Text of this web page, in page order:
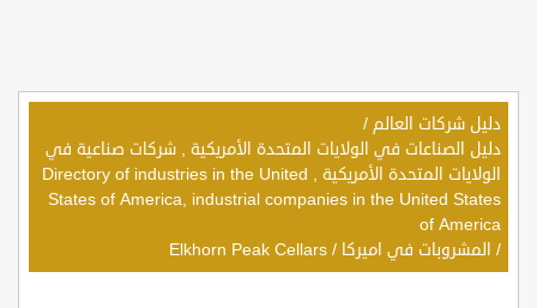
دليل شركات العالم /
دليل الصناعات في الولايات المتحدة الأمريكية , شركات صناعية في
الولايات المتحدة الأمريكية , Directory of industries in the United
States of America, industrial companies in the United States
of America
/ المشروبات في اميركا /
Elkhorn Peak Cellars